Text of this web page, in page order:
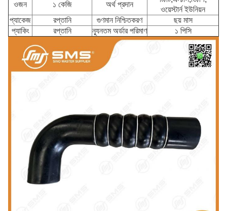
ওজন ১ কেজি অর্থ প্রদান
ওয়েস্টার্ন ইউনিয়ন
প্যাকেজ
রপ্তানি গুণমান নিশ্চিতকরণ
ছয় মাস
প্যাকিং
রপ্তানি ন্যূনতম অর্ডার পরিমাণ ১ পিসি